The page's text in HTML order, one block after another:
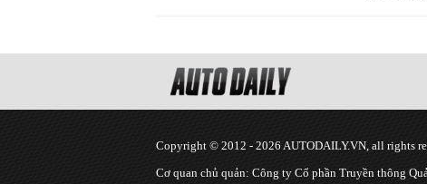
Copyright © 2012 - 2026 AUTODAILY.VN, all rights
Cơ quan chủ quản: Công ty Cổ phần Truyền thông